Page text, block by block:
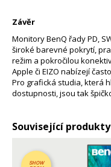
Související produkty
SHOW
Závěr
Monitory BenQ řady PD,
široké barevné pokrytí,
režim a pokročilou
Apple či EIZO nabízejí
Pro grafická studia, která
dostupnosti, jsou tak